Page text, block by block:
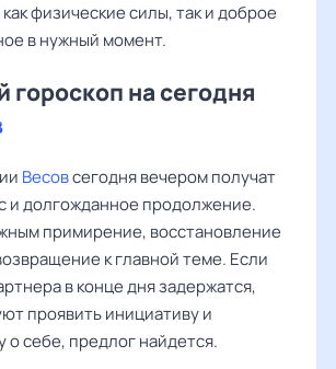
физические силы, так и доброе
в нужный момент.
на сегодня
Весовсегодня вечером получат
и долгожданное продолжение.
примирение, восстановление
к главной теме. Если
в конце дня задержатся,
проявить инициативу и
о себе, предлог найдется.